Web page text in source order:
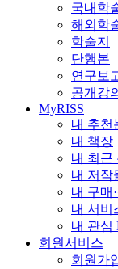
국내학
해외학
학술지
단행본
연구보
공개강
MyRISS
내 추천
내 책장
내 최근
내 저작
내 구매
내 서비
내 관심
회원서비스
회원가